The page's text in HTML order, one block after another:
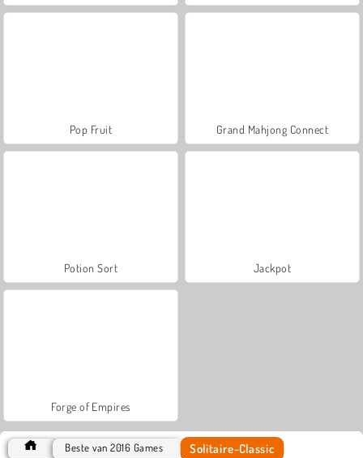
Pop Fruit Grand Mahjong Connect
Potion Sort Jackpot
Forge of Empires
Beste van 2016 Games Solitaire-Classic